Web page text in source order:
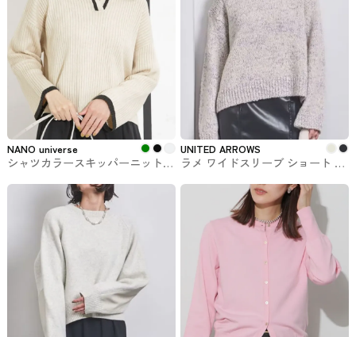
NANO universe
シャツカラースキッパーニットプ
ト
UNITED ARROWS
ラメ ワイドスリーブ ショート ニ
ス